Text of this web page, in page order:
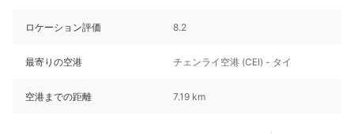
ロケーション評価 8.2
最寄りの空港 チェンライ空港 (CEI) - タイ
空港までの距離 7.19 km